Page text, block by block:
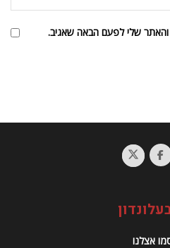
שלי לפעם הבאה שאגיב.
אצלנו